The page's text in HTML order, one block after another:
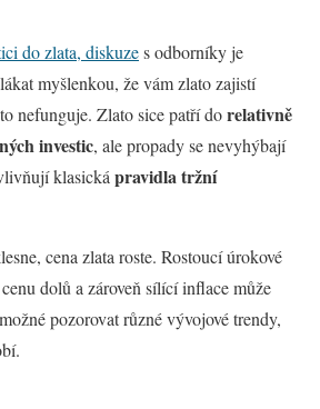
do zlata, diskuzes odborníky je
myšlenkou, že vám zlato zajistí
nefunguje. Zlato sice patří dorelativně
investic, ale propady se nevyhýbají
klasická pravidla tržní
cena zlata roste. Rostoucí úrokové
dolů a zároveň sílící inflace může
pozorovat různé vývojové trendy,